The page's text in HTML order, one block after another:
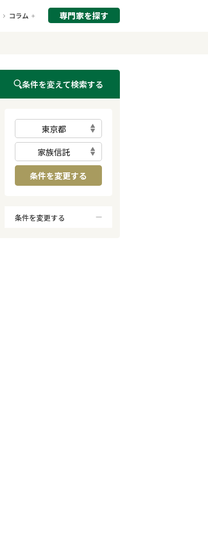
コラム 専門家を探す
条件を変えて検索する
東京都
家族信託
条件を変更する
条件を変更する